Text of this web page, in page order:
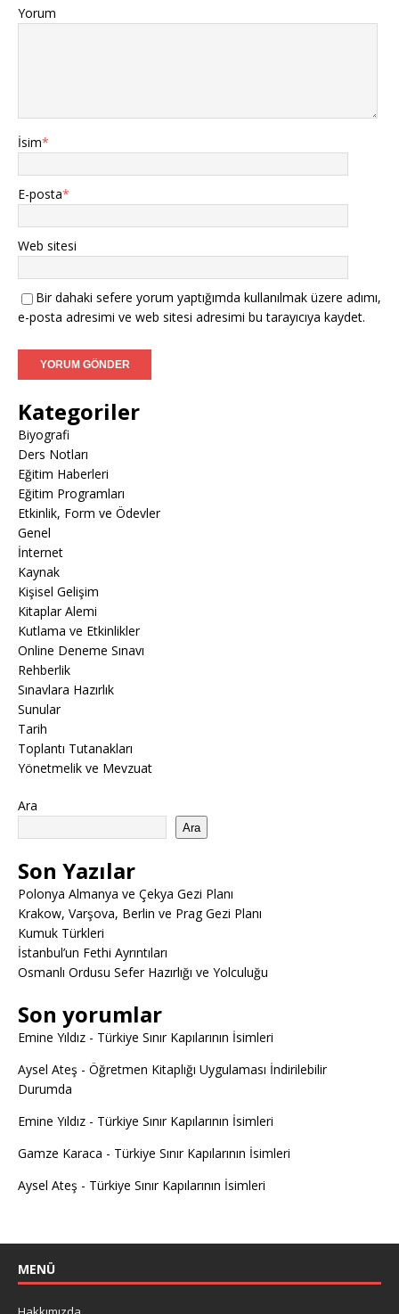
Yorum
İsim*
E-posta*
Web sitesi
Bir dahaki sefere yorum yaptığımda kullanılmak üzere adımı,
e-posta adresimi ve web sitesi adresimi bu tarayıcıya kaydet.
Kategoriler
Biyografi
Ders Notları
Eğitim Haberleri
Eğitim Programları
Etkinlik, Form ve Ödevler
Genel
İnternet
Kaynak
Kişisel Gelişim
Kitaplar Alemi
Kutlama ve Etkinlikler
Online Deneme Sınavı
Rehberlik
Sınavlara Hazırlık
Sunular
Tarih
Toplantı Tutanakları
Yönetmelik ve Mevzuat
Ara
Ara
Son Yazılar
Polonya Almanya ve Çekya Gezi Planı
Krakow, Varşova, Berlin ve Prag Gezi Planı
Kumuk Türkleri
İstanbul’un Fethi Ayrıntıları
Osmanlı Ordusu Sefer Hazırlığı ve Yolculuğu
Son yorumlar
Emine Yıldız - Türkiye Sınır Kapılarının İsimleri
Aysel Ateş - Öğretmen Kitaplığı Uygulaması İndirilebilir
Durumda
Emine Yıldız - Türkiye Sınır Kapılarının İsimleri
Gamze Karaca - Türkiye Sınır Kapılarının İsimleri
Aysel Ateş - Türkiye Sınır Kapılarının İsimleri
MENÜ